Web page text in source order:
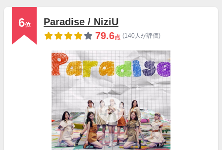
6位
Paradise / NiziU
79.6点 (140人が評価)